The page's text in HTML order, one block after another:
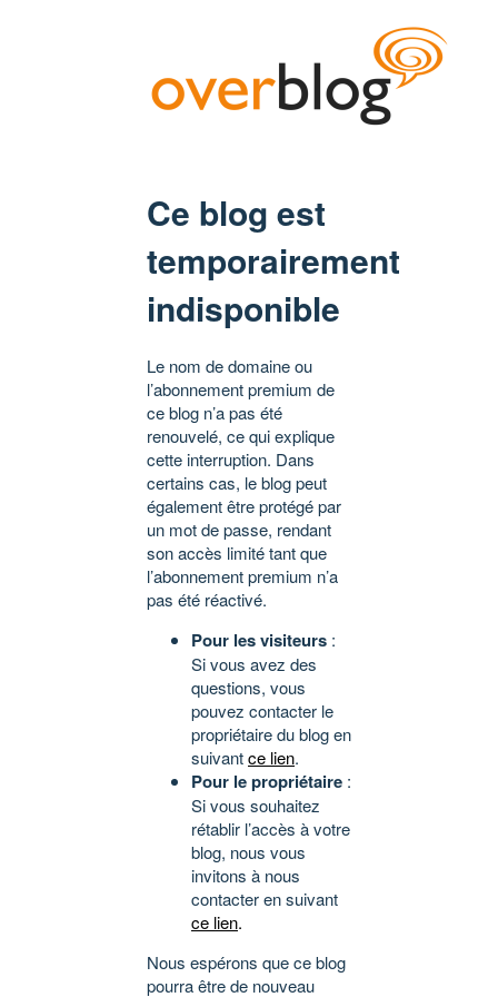
Ce blog est
temporairement
indisponible
Le nom de domaine ou
l’abonnement premium de
ce blog n’a pas été
renouvelé, ce qui explique
cette interruption. Dans
certains cas, le blog peut
également être protégé par
un mot de passe, rendant
son accès limité tant que
l’abonnement premium n’a
pas été réactivé.
Pour les visiteurs :
Si vous avez des
questions, vous
pouvez contacter le
propriétaire du blog en
suivantce lien.
Pour le propriétaire :
Si vous souhaitez
rétablir l’accès à votre
blog, nous vous
invitons à nous
contacter en suivant
ce lien.
Nous espérons que ce blog
pourra être de nouveau